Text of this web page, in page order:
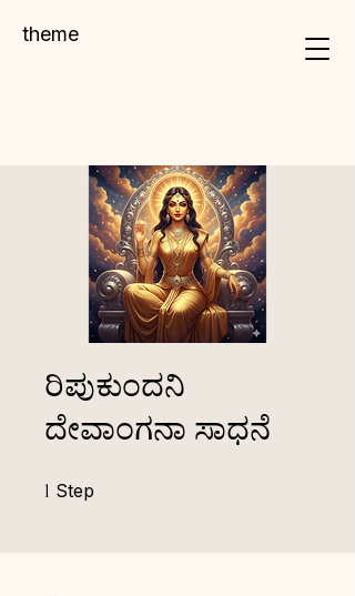
theme
ರಿಪುಕುಂದನಿ
ದೇವಾಂಗನಾ ಸಾಧನೆ
1 Step